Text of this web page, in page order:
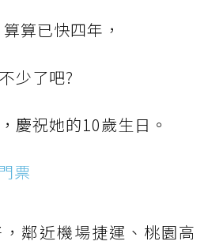
算已快四年，
少了吧?
慶祝她的10歲生日。
票
，鄰近機場捷運、桃園高